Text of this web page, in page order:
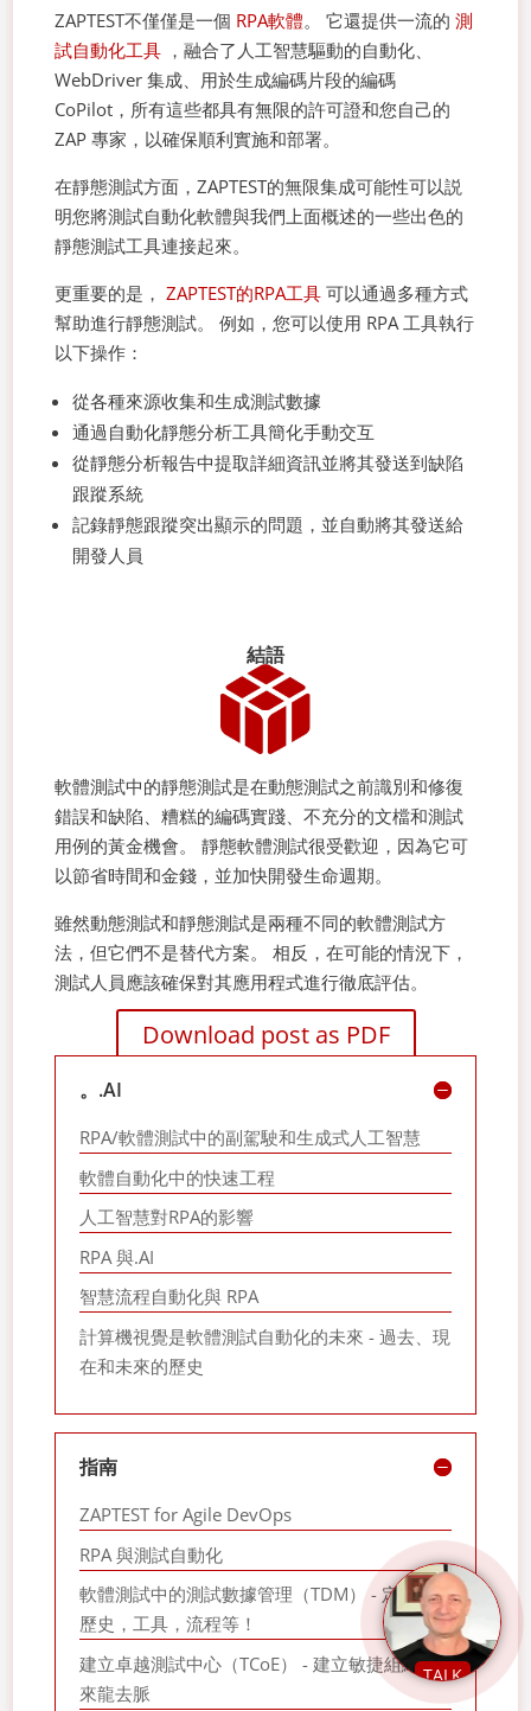
ZAPTEST不僅僅是一個 RPA軟體。 它還提供一流的測
試自動化工具 ，融合了人工智慧驅動的自動化、
WebDriver 集成、用於生成編碼片段的編碼
CoPilot，所有這些都具有無限的許可證和您自己的
ZAP 專家，以確保順利實施和部署。
在靜態測試方面，ZAPTEST的無限集成可能性可以説
明您將測試自動化軟體與我們上面概述的一些出色的
靜態測試工具連接起來。
更重要的是，ZAPTEST的RPA工具 可以通過多種方式
幫助進行靜態測試。 例如，您可以使用 RPA 工具執行
以下操作：
從各種來源收集和生成測試數據
通過自動化靜態分析工具簡化手動交互
從靜態分析報告中提取詳細資訊並將其發送到缺陷
跟蹤系統
記錄靜態跟蹤突出顯示的問題，並自動將其發送給
開發人員
結語
軟體測試中的靜態測試是在動態測試之前識別和修復
錯誤和缺陷、糟糕的編碼實踐、不充分的文檔和測試
用例的黃金機會。 靜態軟體測試很受歡迎，因為它可
以節省時間和金錢，並加快開發生命週期。
雖然動態測試和靜態測試是兩種不同的軟體測試方
法，但它們不是替代方案。 相反，在可能的情況下，
測試人員應該確保對其應用程式進行徹底評估。
Download post as PDF
。.AI
RPA/軟體測試中的副駕駛和生成式人工智慧
軟體自動化中的快速工程
人工智慧對RPA的影響
RPA 與.AI
智慧流程自動化與 RPA
計算機視覺是軟體測試自動化的未來 - 過去、現
在和未來的歷史
指南
ZAPTEST for Agile DevOps
RPA 與測試自動化
軟體測試中的測試數據管理（TDM） - 定義，
歷史，工具，流程等！
建立卓越測試中心（TCoE） - 建立敏捷組織的
來龍去脈
TALK